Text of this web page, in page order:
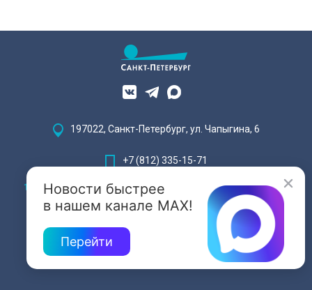
Новости быстрее
в нашем канале MAX!
Перейти
197022, Санкт-Петербург, ул. Чапыгина, 6
+7 (812) 335-15-71
Внимание! Отдельные видеоматериалы, размещенные на настоящем
сайте, могут содержать информацию, предназначенную для лиц,
достигших 18 лет.